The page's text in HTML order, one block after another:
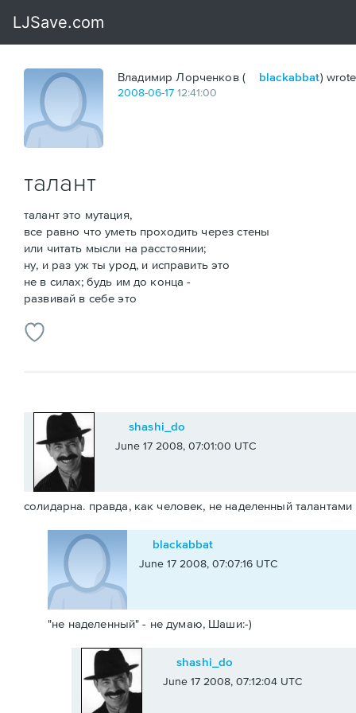
Владимир Лорченков ( blackabbat)
2008-06-17 12:41:00
талант
талант это мутация,
все равно что уметь проходить через стены
или читать мысли на расстоянии;
ну, и раз уж ты урод, и исправить это
не в силах; будь им до конца -
развивай в себе это
shashi_do
June 17 2008, 07:01:00 UTC
солидарна. правда, как человек, не наделенный талантами
blackabbat
June 17 2008, 07:07:16 UTC
"не наделенный" - не думаю, Шаши:-)
shashi_do
June 17 2008, 07:12:04 UTC